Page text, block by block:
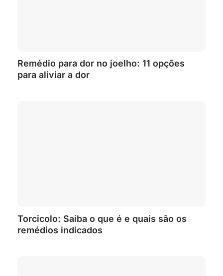
Remédio para dor no joelho: 11 opções
para aliviar a dor
Torcicolo: Saiba o que é e quais são os
remédios indicados